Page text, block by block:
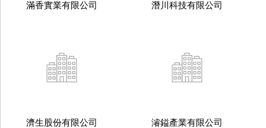
滿香實業有限公司 潛川科技有限公司
濟生股份有限公司 濬鎰產業有限公司